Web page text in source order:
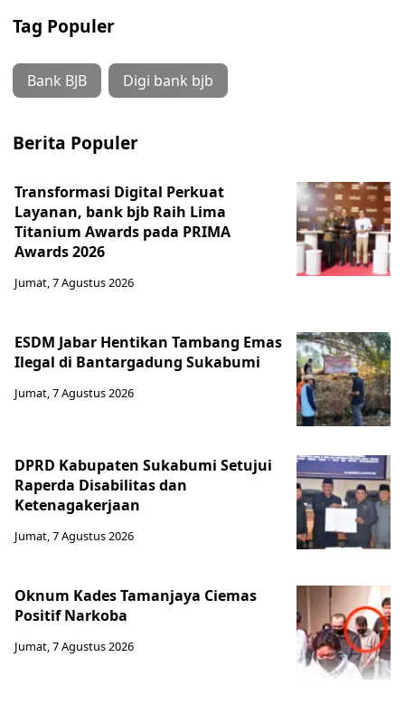
Tag Populer
Bank BJB Digi bank bjb
Berita Populer
Transformasi Digital Perkuat
Layanan, bank bjb Raih Lima
Titanium Awards pada PRIMA
Awards 2026
Jumat, 7 Agustus 2026
ESDM Jabar Hentikan Tambang Emas
Ilegal di Bantargadung Sukabumi
Jumat, 7 Agustus 2026
DPRD Kabupaten Sukabumi Setujui
Raperda Disabilitas dan
Ketenagakerjaan
Jumat, 7 Agustus 2026
Oknum Kades Tamanjaya Ciemas
Positif Narkoba
Jumat, 7 Agustus 2026